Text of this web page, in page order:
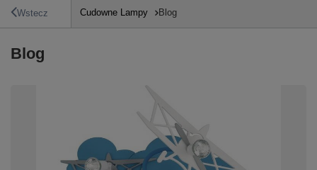
Wstecz Cudowne Lampy Blog
Blog